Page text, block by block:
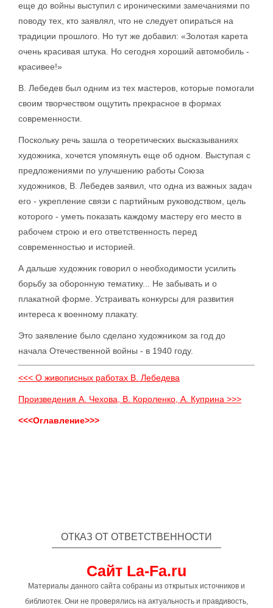
еще до войны выступил с ироническими замечаниями по
поводу тех, кто заявлял, что не следует опираться на
традиции прошлого. Но тут же добавил: «Золотая карета
очень красивая штука. Но сегодня хороший автомобиль -
красивее!»
В. Лебедев был одним из тех мастеров, которые помогали
своим творчеством ощутить прекрасное в формах
современности.
Поскольку речь зашла о теоретических высказываниях
художника, хочется упомянуть еще об одном. Выступая с
предложениями по улучшению работы Союза
художников, В. Лебедев заявил, что одна из важных задач
его - укрепление связи с партийным руководством, цель
которого - уметь показать каждому мастеру его место в
рабочем строю и его ответственность перед
современностью и историей.
А дальше художник говорил о необходимости усилить
борьбу за оборонную тематику... Не забывать и о
плакатной форме. Устраивать конкурсы для развития
интереса к военному плакату.
Это заявление было сделано художником за год до
начала Отечественной войны - в 1940 году.
<<< О живописных работах В. Лебедева
Произведения А. Чехова, В. Короленко, А. Куприна >>>
<<<Оглавление>>>
ОТКАЗ ОТ ОТВЕТСТВЕННОСТИ
Сайт La-Fa.ru
Материалы данного сайта собраны из открытых источников и
библиотек. Они не проверялись на актуальность и правдивость,